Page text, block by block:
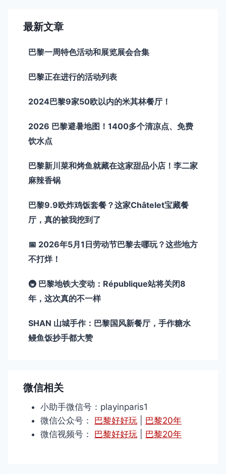
最新文章
巴黎一周特色活动和展览展会合集
巴黎正在进行的活动列表
2024巴黎9家50欧以内的米其林餐厅！
2026 巴黎避暑地图！1400多个清凉点、免费
饮水点
巴黎新川菜和烤鱼就藏在这家甜品小店！李二家
麻辣香锅
巴黎9.9欧炸鸡饭套餐？这家Châtelet宝藏餐
厅，真的被我挖到了
📅 2026年5月1日劳动节巴黎去哪玩？这些地方
不打烊！
🚇 巴黎地铁大变动：République站将关闭8
年，这次真的不一样
SHAN 山城手作：巴黎国风新餐厅，手作糖水
鳗鱼饭抄手都大赞
微信相关
小助手微信号：playinparis1
微信公众号： 巴黎好好玩
巴黎20年
微信视频号： 巴黎好好玩 巴黎20年